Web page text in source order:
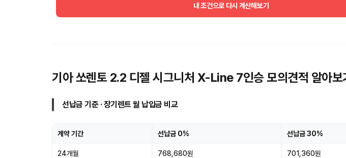
내 조건으로 다시 계산해보기
기아 쏘렌토 2.2 디젤 시그니처 X-Line 7인승 모의견적 알아보
선납금 기준 · 장기렌트 월 납입금 비교
계약 기간 선납금 0% 선납금 30%
24개월 768,680원 701,360원